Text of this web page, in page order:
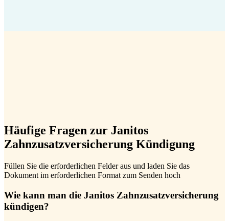
Häufige Fragen zur Janitos
Zahnzusatzversicherung Kündigung
Füllen Sie die erforderlichen Felder aus und laden Sie das
Dokument im erforderlichen Format zum Senden hoch
Wie kann man die Janitos Zahnzusatzversicherung
kündigen?